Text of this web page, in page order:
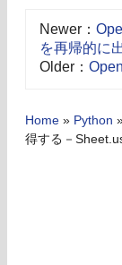
Newer：
を再帰的に
Older：
Home » Python
得する－